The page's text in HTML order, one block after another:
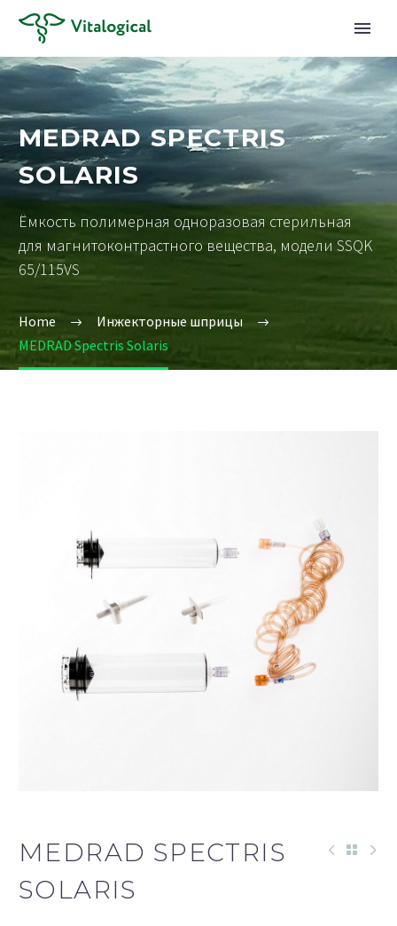
MEDRAD SPECTRIS
SOLARIS
Ёмкость полимерная одноразовая стерильная
для магнитоконтрастного вещества, модели SSQK
65/115VS
Home
Инжекторные шприцы
MEDRAD Spectris Solaris
MEDRAD SPECTRIS
SOLARIS